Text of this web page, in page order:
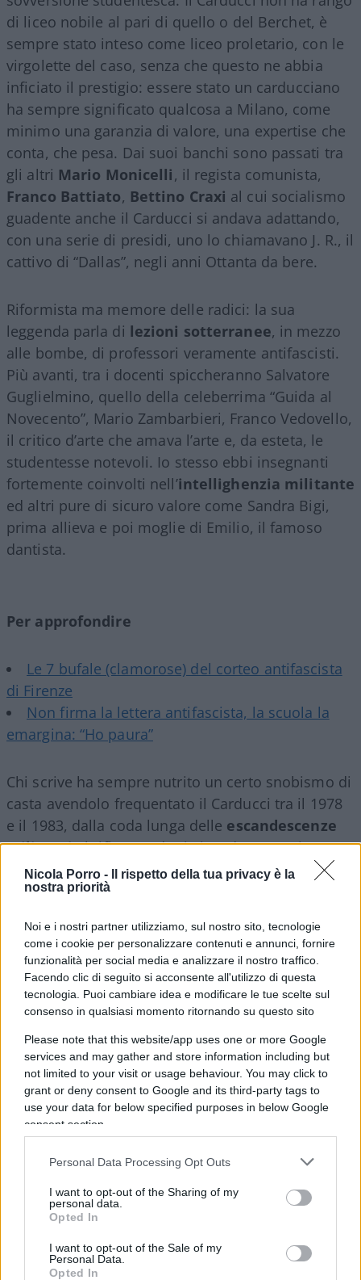
Nicola Porro -
Il rispetto della tua privacy è la
nostra priorità
Noi e i nostri partner utilizziamo, sul nostro sito, tecnologie
come i cookie per personalizzare contenuti e annunci, fornire
funzionalità per social media e analizzare il nostro traffico.
Facendo clic di seguito si acconsente all'utilizzo di questa
tecnologia. Puoi cambiare idea e modificare le tue scelte sul
consenso in qualsiasi momento ritornando su questo sito
Please note that this website/app uses one or more Google
services and may gather and store information including but
not limited to your visit or usage behaviour. You may click to
grant or deny consent to Google and its third-party tags to
use your data for below specified purposes in below Google
consent section.
Personal Data Processing Opt Outs
I want to opt-out of the Sharing of my
personal data.
Opted In
I want to opt-out of the Sale of my
Personal Data.
Opted In
di liceo nobile al pari di quello o del Berchet, è
sempre stato inteso come liceo proletario, con le
virgolette del caso, senza che questo ne abbia
inficiato il prestigio: essere stato un carducciano
ha sempre significato qualcosa a Milano, come
minimo una garanzia di valore, una expertise che
conta, che pesa. Dai suoi banchi sono passati tra
gli altri Mario Monicelli, il regista comunista,
Franco Battiato, Bettino Craxi al cui socialismo
guadente anche il Carducci si andava adattando,
con una serie di presidi, uno lo chiamavano J. R., il
cattivo di “Dallas”, negli anni Ottanta da bere.
Riformista ma memore delle radici: la sua
leggenda parla di lezioni sotterranee, in mezzo
alle bombe, di professori veramente antifascisti.
Più avanti, tra i docenti spiccheranno Salvatore
Guglielmino, quello della celeberrima “Guida al
Novecento”, Mario Zambarbieri, Franco Vedovello,
il critico d’arte che amava l’arte e, da esteta, le
studentesse notevoli. Io stesso ebbi insegnanti
fortemente coinvolti nell’intellighenzia militante
ed altri pure di sicuro valore come Sandra Bigi,
prima allieva e poi moglie di Emilio, il famoso
dantista.
Per approfondire
Le 7 bufale (clamorose) del corteo antifascista
di Firenze
Non firma la lettera antifascista, la scuola la
emargina: “Ho paura”
Chi scrive ha sempre nutrito un certo snobismo di
casta avendolo frequentato il Carducci tra il 1978
e il 1983, dalla coda lunga delle escandescenze
militantial riflusso edonistico, da Moro ai
Righeira. Era dura e si studiava sul serio malgrado
lo sciopero settimanale, le okkupazioni, i
sostegno alle brigate rosseera a maggioranza
bulgara e veniva orchestrato dai rampolli delle
famiglie tra le più ricche – non facoltose, proprio
ricche – e in vista della metropoli. Per dire che i
ritratti ribaltati diGiorgia Melonie del ministro
Valditaranon sono niente di speciale, almeno
agli occhi di chi ci passò; anzi nel mio tempo
disegni e volantini erano molto più truci, più
violenti. Più fanatici, ma c’era almeno l’alibi,
parziale fin che si vuole, della temperie.
Lo sanno anche i miei coetanei, i carducciani
genitori dei coglioni di quest’ultima bravata: lo
sanno e li difendono e se ne esaltano. L’attuale
preside ha stigmatizzato, il Pd cittadino e